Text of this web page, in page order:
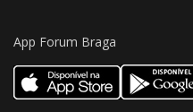
App Forum Braga